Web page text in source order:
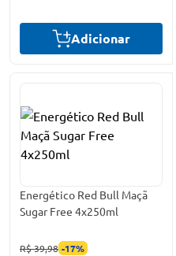
Adicionar
Energético Red Bull Maçã
Sugar Free 4x250ml
R$ 39,98 -17%